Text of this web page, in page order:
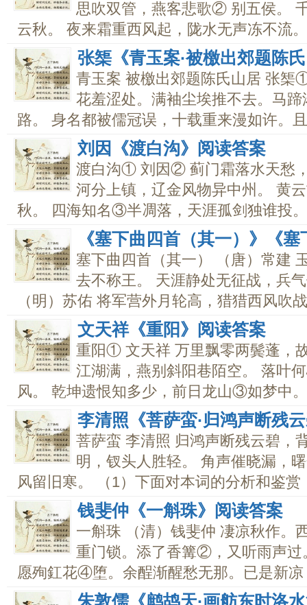
思吹双管，燕客悲歌② 别五侯。
云秋。 夜来霜重西风起，陇水无声冻不流
张榘《青玉案·被檄出郊题陈
青玉案 被檄出郊题陈氏山居 张榘
花羞涩处。满袖尘埃推不去。马
路。 身名都被儒冠误，十载重来漫如许。
刘因《渡白沟》阅读答案
渡白沟① 刘因② 蓟门霜落水天愁
河分上镇，辽金风物异中州。 黄
秋。 四海知名③半凋落，天涯孤剑独谁投
《塞下曲四首（其一）》《
塞下曲四首（其一） （唐）常建
去不称王。 天涯静处无征战，兵
（明）苏佑 将军营外月轮高，猎猎西风吹
文天祥《重阳》阅读答案
重阳① 文天祥 万里飘零两鬓蓬，
江湖满，燕别斜阳巷陌空。 落叶
风。 乾坤遗恨知多少，前日龙山③如梦中
李清照《菩萨蛮·归鸿声断残
菩萨蛮 李清照 归鸿声断残云碧，
明，钗头人胜轻。 角声催晓漏，
风留旧寒。 （1）下面对本词的分析和鉴赏
钱斐仲《一斛珠》阅读答案
一斛珠 （清）钱斐仲 凄凉秋作。
重门锁。添了香篝②，又听雨声
愿殉釭花④堕。余酲渐醒愁无那。已是新凉
朱敦儒《鹧鸪天·画舫东时洛